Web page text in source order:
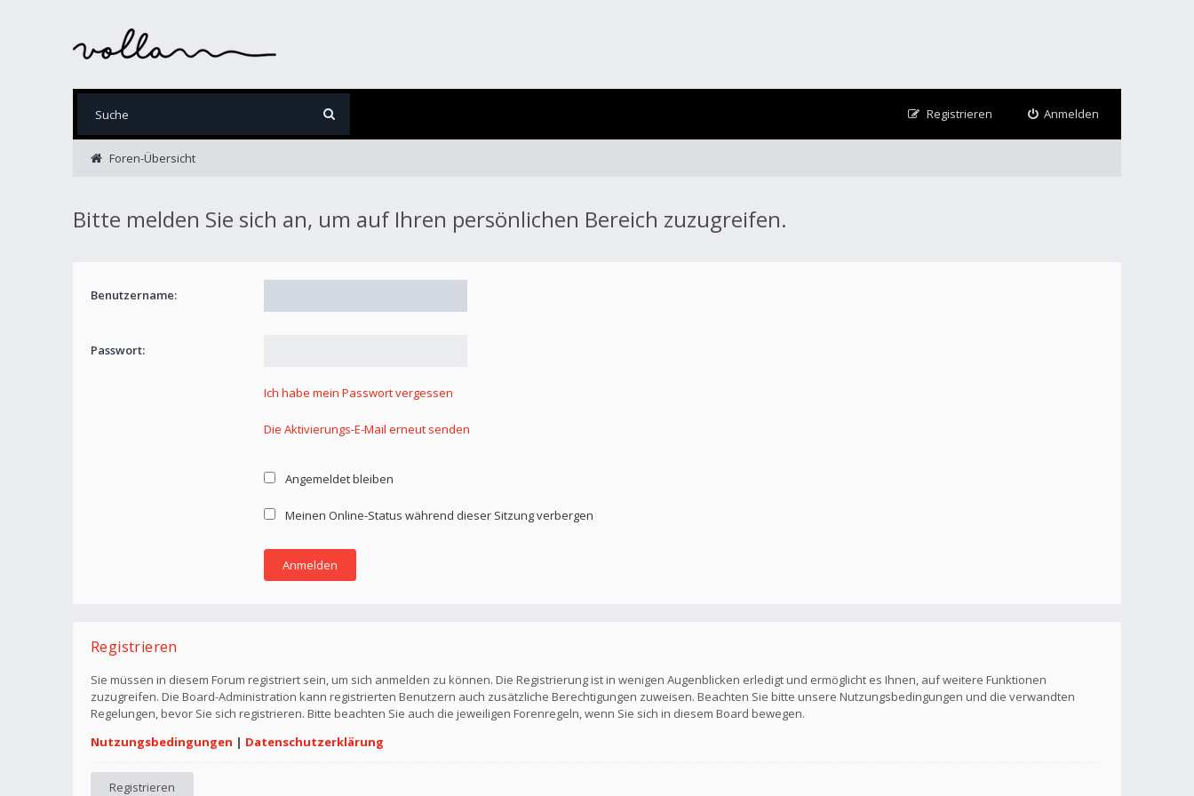
Anmelden
Registrieren
Foren-Übersicht
Bitte melden Sie sich an, um auf Ihren persönlichen Bereich zuzugreifen.
Benutzername:
Passwort:
Ich habe mein Passwort vergessen
Die Aktivierungs-E-Mail erneut senden
Angemeldet bleiben
Meinen Online-Status während dieser Sitzung verbergen
Registrieren
Sie müssen in diesem Forum registriert sein, um sich anmelden zu können. Die Registrierung ist in wenigen Augenblicken erledigt und ermöglicht es Ihnen, auf weitere Funktionen
zuzugreifen. Die Board-Administration kann registrierten Benutzern auch zusätzliche Berechtigungen zuweisen. Beachten Sie bitte unsere Nutzungsbedingungen und die verwandten
Regelungen, bevor Sie sich registrieren. Bitte beachten Sie auch die jeweiligen Forenregeln, wenn Sie sich in diesem Board bewegen.
Nutzungsbedingungen | Datenschutzerklärung
Registrieren